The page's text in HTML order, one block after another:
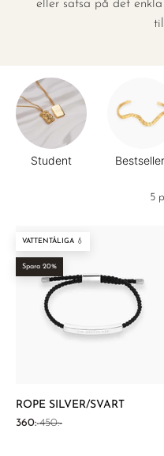
eller satsa på det
Student
5
VATTENTÅLIGA 💧
Spara 20%
ROPE SILVER/SVART
REA-pris
360:-Pris
450:-